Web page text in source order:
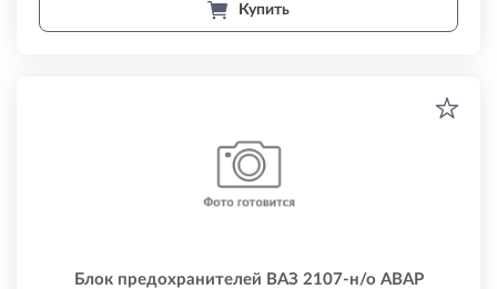
Купить
Блок предохранителей ВАЗ 2107-н/о АВАР